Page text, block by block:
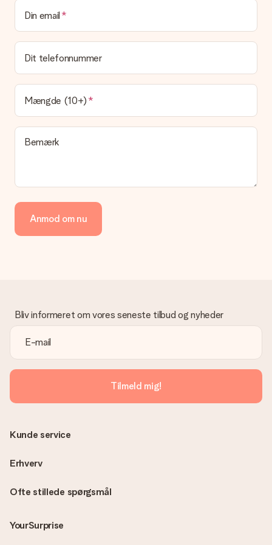
Kan jeg vælge en leveringsdato?
Det er ikke muligt at vælge en bestemt leveringsdato.
Hvad er leveringstiden, og hvornår modtager jeg min
gave?
Leveringstiden findes på gavens produktside. Du kan stole på,
at vores postfirma leverer din gave på denne dag.
Hvilke leveringsmuligheder kan jeg vælge?
I øjeblikket er det ikke (endnu) muligt at vælge en
leveringsindstilling. Den gave, du vil bestille, sendes enten som
en pakke eller som postkasse levering. Vil du gerne vide
hvilken måde din ordre sendes på? Kontakt venligst vores
Vi tilbyder følgende betalingsmetoder: Dankort, Paypal,
kreditkort, faktura via Klarna eller bankoverførsel. I tilfælde af
manuel betaling overførsel, skal du tage højde for en ekstra 3
venligst vores kundeservice, de hjælper gerne med at finde en
passende løsning.
Er fakturaen sendt sammen med ordren?
Ingen faktura sendes med din ordre. Du modtager altid
fakturaen i bekræftelsesemailen, og du kan altid finde den i din
MySurprise-konto. Det betyder at du kan få gaven leveret
direkte til modtageren, hvilket gør det til en sand
overraskelse!
Din email
Dit telefonnummer
Mængde (10+)
Bemærk
Anmod om nu
Bliv informeret om vores seneste tilbud og nyheder
Tilmeld mig!
Ofte stillede spørgsmål
YourSurprise
Kunde service
Erhverv